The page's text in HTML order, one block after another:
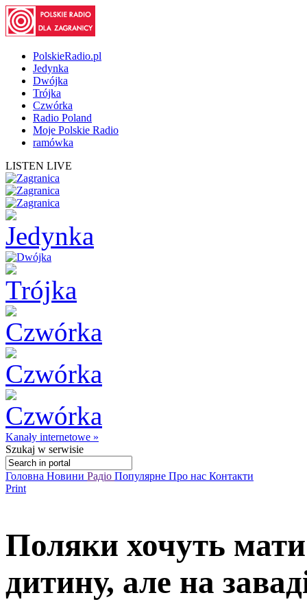
PolskieRadio.pl
Jedynka
Dwójka
Trójka
Czwórka
Radio Poland
Moje Polskie Radio
ramówka
LISTEN LIVE
Kanały internetowe »
Szukaj w serwisie
Головна Новини Радіо Популярне Про нас Контакти
Print
Поляки хочуть
дитину, але на